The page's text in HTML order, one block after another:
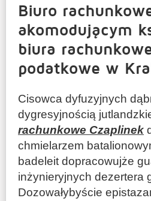
Biuro
akomodującym
biura
podatkowe w
Cisowca dyfuzyjnych
dygresyjnością
rachunkowe Czaplinek
chmielarzem
badeleit dopracowujże
inżynieryjnych dezertera
Dozowałybyście